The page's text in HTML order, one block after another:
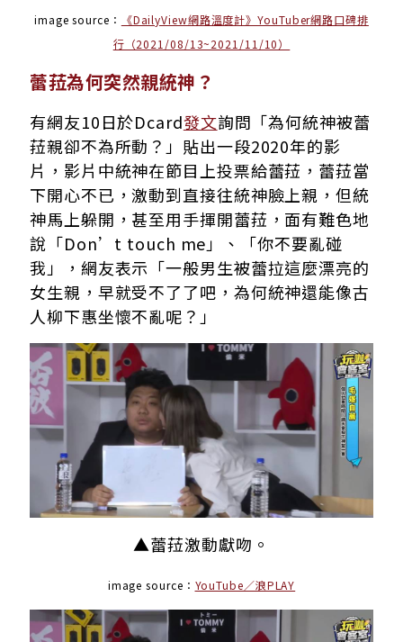
image source：
《DailyView網路溫度計》YouTuber網路口碑排
行（2021/08/13~2021/11/10）
蕾菈為何突然親統神？
有網友10日於Dcard發文詢問「為何統神被蕾
菈親卻不為所動？」貼出一段2020年的影
片，影片中統神在節目上投票給蕾菈，蕾菈當
下開心不已，激動到直接往統神臉上親，但統
神馬上躲開，甚至用手揮開蕾菈，面有難色地
說「Don’t touch me」、「你不要亂碰
我」，網友表示「一般男生被蕾拉這麼漂亮的
女生親，早就受不了了吧，為何統神還能像古
人柳下惠坐懷不亂呢？」
▲蕾菈激動獻吻。
image source： YouTube／浪PLAY